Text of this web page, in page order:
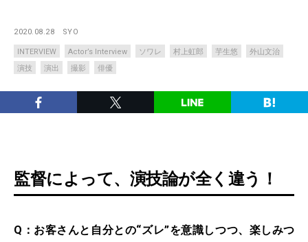
2020.08.28 SYO
INTERVIEW Actor’s Interview ソワレ 村上虹郎 芋生悠
外山文治
演技
演出 撮影 俳優
監督によって、演技論が全く違う！
Q：お客さんと自分との“ズレ”を意識しつつ、楽しみつ